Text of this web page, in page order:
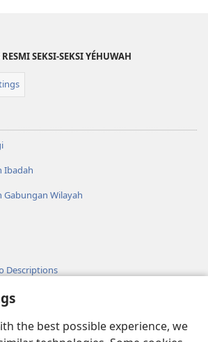
the best possible experience, we
SEKSI-SEKSI YÉHUWAH
Ibadah
Gabungan Wilayah
Descriptions